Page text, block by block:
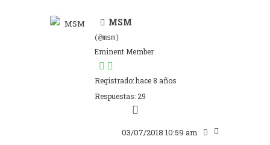
MSM
(@msm)
Eminent Member
Registrado: hace 8 años
Respuestas: 29
03/07/2018 10:59 am